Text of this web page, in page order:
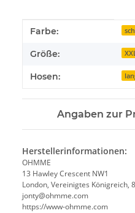
Produkteigenschaft
Wert
Farbe:
Größe: XXL
Hosen:
Angaben zur
Herstellerinformationen:
OHMME
13 Hawley Crescent NW1
London, Vereinigtes Königreich,
jonty@ohmme.com
https://www-ohmme.com